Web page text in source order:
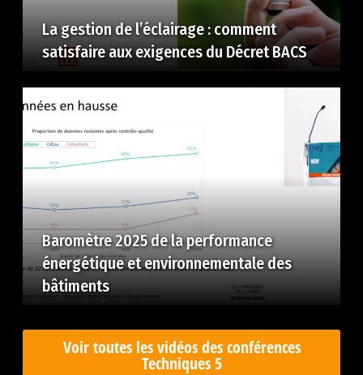
La gestion de l’éclairage : comment
satisfaire aux exigences du Décret BACS
Baromètre 2025 de la performance
énergétique et environnementale des
bâtiments
Voir toutes les vidéos des conférences
Techniques 5